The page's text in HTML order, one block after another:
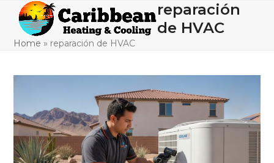
content
Open
mobile
menu
Close
mobile
menu
reparación
de HVAC
Home » reparación de HVAC